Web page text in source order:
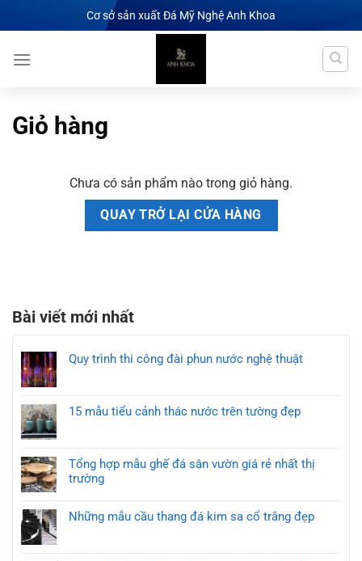
đến
dung
Cơ sở sản xuất Đá Mỹ Nghệ Anh Khoa
Giỏ hàng
Chưa có sản phẩm nào trong giỏ hàng.
QUAY TRỞ LẠI CỬA HÀNG
Bài viết mới nhất
Quy trình thi công đài phun nước nghệ thuật
15 mẫu tiểu cảnh thác nước trên tường đẹp
Tổng hợp mẫu ghế đá sân vườn giá rẻ nhất thị
trường
Những mẫu cầu thang đá kim sa cổ trắng đẹp